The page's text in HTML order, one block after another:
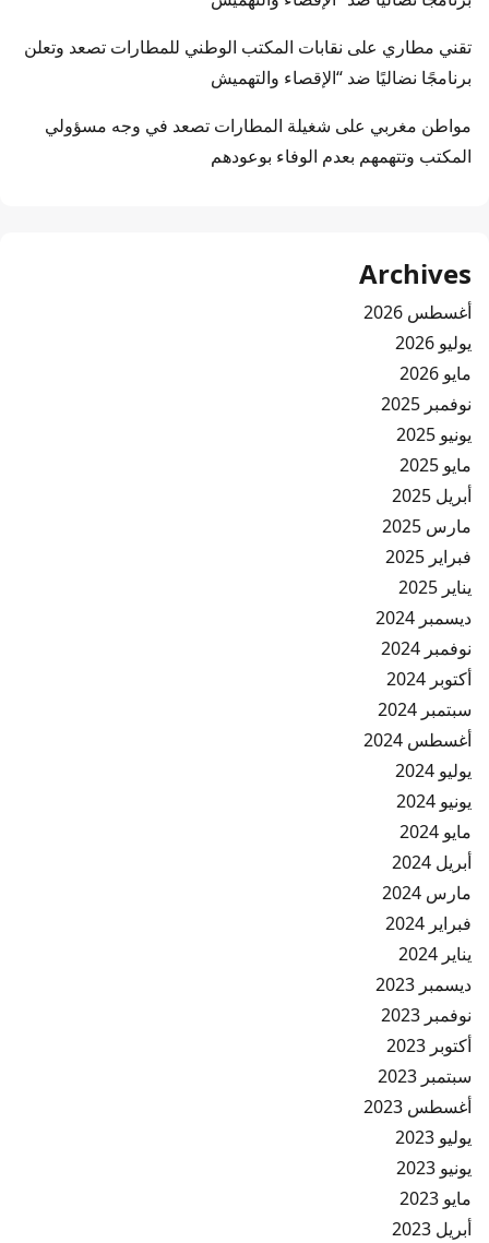
تقني مطاري على نقابات المكتب الوطني للمطارات تصعد وتعلن
برنامجًا نضاليًا ضد “الإقصاء والتهميش
مواطن مغربي على شغيلة المطارات تصعد في وجه مسؤولي
المكتب وتتهمهم بعدم الوفاء بوعودهم
Archives
أغسطس 2026
يوليو 2026
مايو 2026
نوفمبر 2025
يونيو 2025
مايو 2025
أبريل 2025
مارس 2025
فبراير 2025
يناير 2025
ديسمبر 2024
نوفمبر 2024
أكتوبر 2024
سبتمبر 2024
أغسطس 2024
يوليو 2024
يونيو 2024
مايو 2024
أبريل 2024
مارس 2024
فبراير 2024
يناير 2024
ديسمبر 2023
نوفمبر 2023
أكتوبر 2023
سبتمبر 2023
أغسطس 2023
يوليو 2023
يونيو 2023
مايو 2023
أبريل 2023